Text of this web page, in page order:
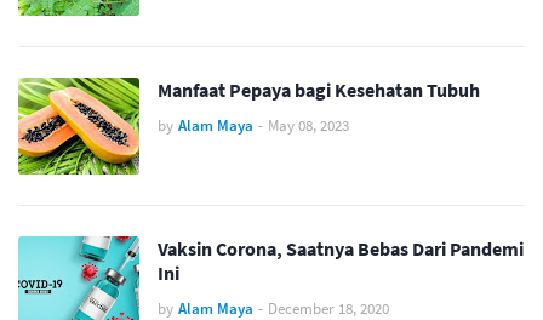
Manfaat Pepaya bagi Kesehatan Tubuh
by Alam Maya - May 08, 2023
Vaksin Corona, Saatnya Bebas Dari Pandemi
Ini
by Alam Maya - December 18, 2020